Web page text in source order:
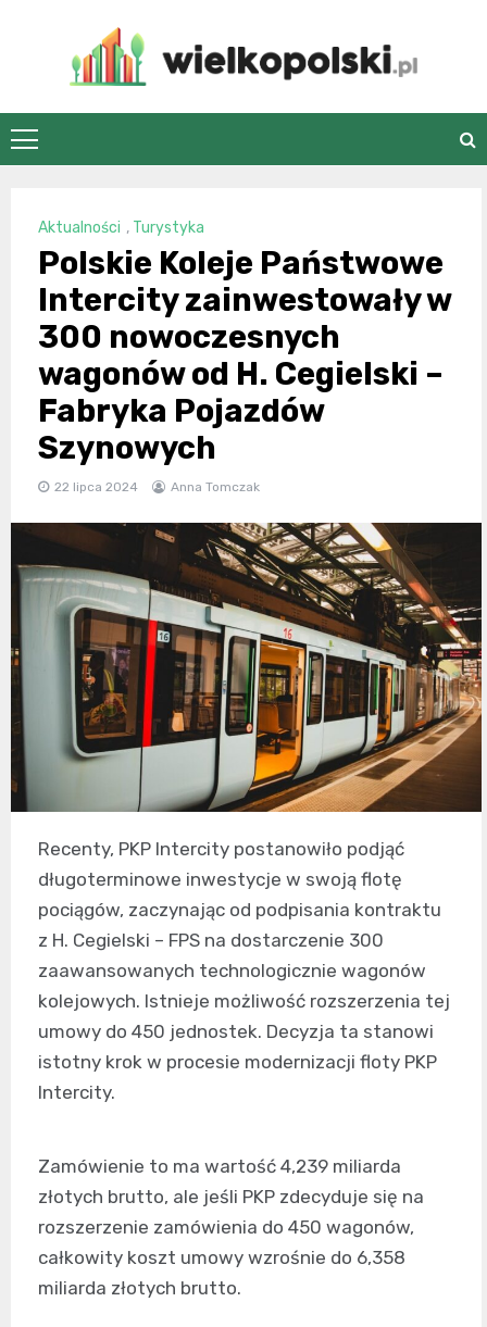
wielkopolski.pl
Aktualności , Turystyka
Polskie Koleje Państwowe
Intercity zainwestowały w
300 nowoczesnych
wagonów od H. Cegielski –
Fabryka Pojazdów
Szynowych
22 lipca 2024 Anna Tomczak
Recenty, PKP Intercity postanowiło podjąć
długoterminowe inwestycje w swoją flotę
pociągów, zaczynając od podpisania kontraktu
z H. Cegielski – FPS na dostarczenie 300
zaawansowanych technologicznie wagonów
kolejowych. Istnieje możliwość rozszerzenia tej
umowy do 450 jednostek. Decyzja ta stanowi
istotny krok w procesie modernizacji floty PKP
Intercity.
Zamówienie to ma wartość 4,239 miliarda
złotych brutto, ale jeśli PKP zdecyduje się na
rozszerzenie zamówienia do 450 wagonów,
całkowity koszt umowy wzrośnie do 6,358
miliarda złotych brutto.